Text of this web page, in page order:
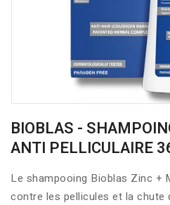
BIOBLAS -
ANTI PELLICULAIRE
Le shampooing Bioblas Zinc +
contre les pellicules et la chute